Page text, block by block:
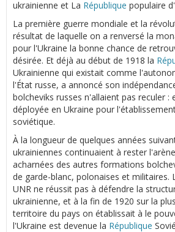
ukrainienne et La République populaire
La première guerre mondiale et la
résultat de laquelle on a renversé la
pour l'Ukraine la bonne chance de
désirée. Et déjà au début de 1918 la
Ukrainienne qui existait comme
l'État russe, a annoncé son
bolcheviks russes n'allaient pas reculer
déployée en Ukraine pour
soviétique.
À la longueur de quelques années
ukrainiennes continuaient à rester
acharnées des autres formations
de garde-blanc, polonaises et militaires.
UNR ne réussit pas à défendre la
ukrainienne, et à la fin de 1920 sur la
territoire du pays on établissait à le
l'Ukraine est devenue la République